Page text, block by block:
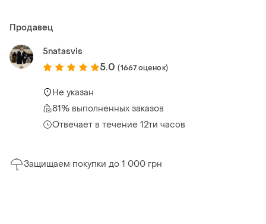
Продавец
5natasvis
5.0 (1667 оценок)
Не указан
81% выполненных заказов
Отвечает в течение 12ти часов
Защищаем покупки до 1 000 грн